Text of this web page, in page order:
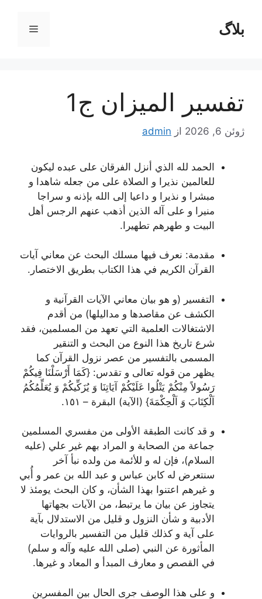
محتوابلاگ فهرست
تفسير الميزان ج1
ژوئن 6, 2026 از admin
الحمد لله الذي أنزل الفرقان على عبده ليكون
للعالمين نذيرا و الصلاة على من جعله شاهدا و
مبشرا و نذيرا و داعيا إلى الله بإذنه و سراجا
منيرا و على آله الذين أذهب عنهم الرجس أهل
البيت و طهرهم تطهيرا.
مقدمة: نعرف فيها مسلك البحث عن معاني آيات
القرآن الكريم في هذا الكتاب بطريق الاختصار.
التفسير (و هو بيان معاني الآيات القرآنية و
الكشف عن مقاصدها و مداليلها) من أقدم
الاشتغالات العلمية التي تعهد من المسلمين، فقد
شرع تاريخ هذا النوع من البحث و التنقير
المسمى بالتفسير من عصر نزول القرآن كما
يظهر من قوله تعالى و تقدس: {كَمَا أَرْسَلْنَا فِيكُمْ
رَسُولاً مِنْكُمْ يَتْلُوا عَلَيْكُمْ آيَاتِنَا وَ يُزَكِّيكُمْ وَ يُعَلِّمُكُمُ
اَلْكِتَابَ وَ اَلْحِكْمَةَ} (الآية) البقرة – ١٥١.
و قد كانت الطبقة الأولى من مفسري المسلمين
جماعة من الصحابة و المراد بهم غير علي (علیه
السلام)، فإن له و للأئمة من ولده نبأ آخر
سنتعرض له كابن عباس و عبد الله بن عمر و أُبي
و غيرهم اعتنوا بهذا الشأن، و كان البحث يومئذ لا
يتجاوز عن بيان ما يرتبط، من الآيات بجهاتها
الأدبية و شأن النزول و قليل من الاستدلال بآية
على آية و كذلك قليل من التفسير بالروايات
المأثورة عن النبي (صلى الله عليه وآله و سلم)
في القصص و معارف المبدأ و المعاد و غيرها.
و على هذا الوصف جرى الحال بين المفسرين